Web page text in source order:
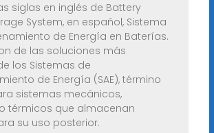
siglas en inglés de Battery
System, en español, Sistema
de Energía en Baterías.
de las soluciones más
los Sistemas de
de Energía (SAE), término
sistemas mecánicos,
térmicos que almacenan
su uso posterior.